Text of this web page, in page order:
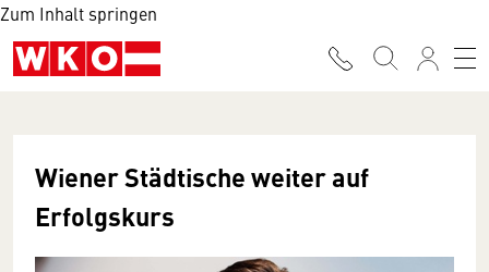
Zum Inhalt springen
Wiener Städtische weiter auf
Erfolgskurs